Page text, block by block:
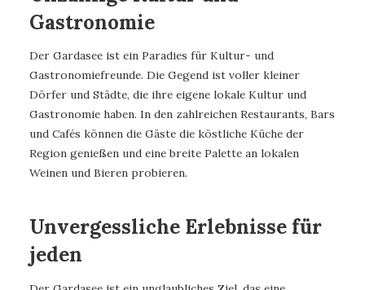
Gastronomie
Der Gardasee ist ein Paradies für Kultur- und
Gastronomiefreunde. Die Gegend ist voller kleiner
Dörfer und Städte, die ihre eigene lokale Kultur und
Gastronomie haben. In den zahlreichen Restaurants, Bars
und Cafés können die Gäste die köstliche Küche der
Region genießen und eine breite Palette an lokalen
Weinen und Bieren probieren.
Unvergessliche Erlebnisse für
jeden